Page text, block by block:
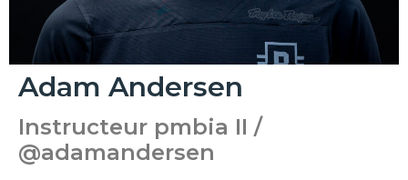
Adam Andersen
Instructeur pmbia II /
@adamandersen